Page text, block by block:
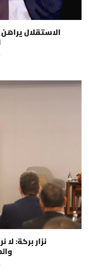
الاستقلال
نزار بركة: لا